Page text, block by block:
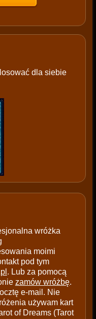
dla siebie
wróżka
moimi
pod tym
. Lub za pomocą
zamów wróżbę.
e-mail. Nie
używam kart
of Dreams (Tarot